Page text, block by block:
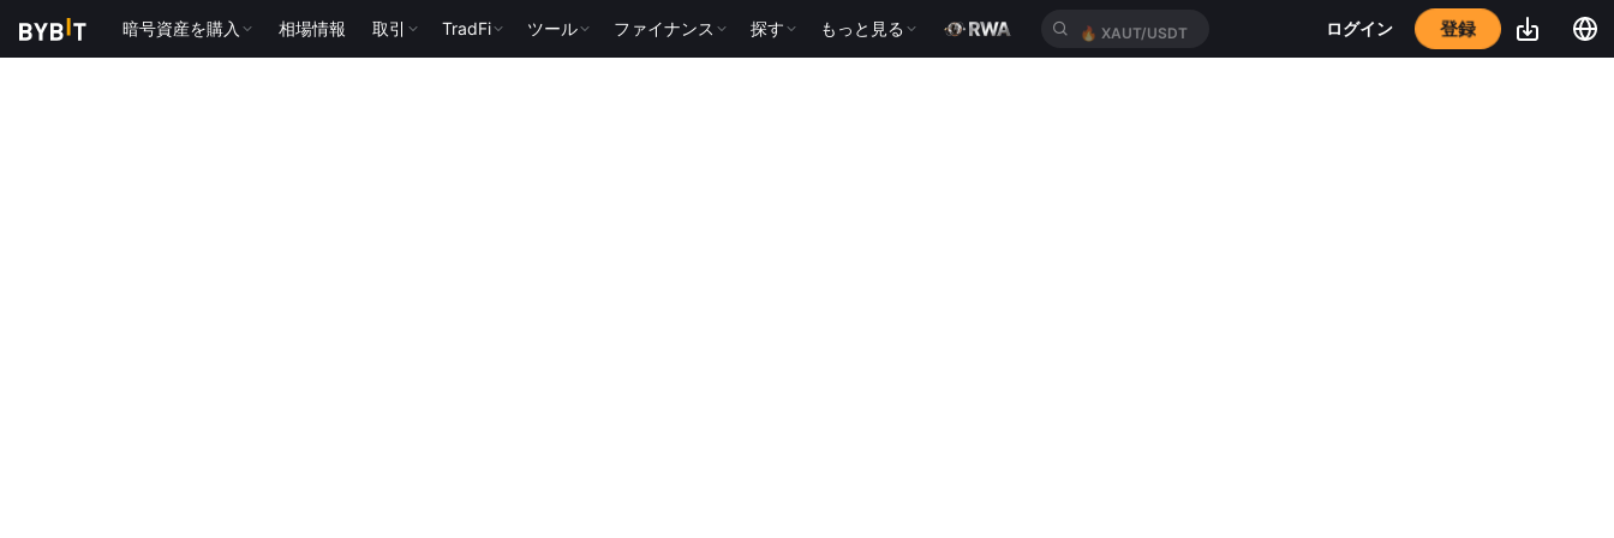
暗号資産を購入 相場情報 取引 TradFi ツール ファイナンス 探す もっと見る 🔥 XAUT/USDT ログイン 登録